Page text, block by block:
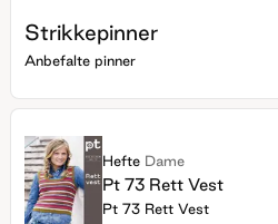
Strikkepinner
Anbefalte pinner
Hefte Dame
Pt 73 Rett Vest
Pt 73 Rett Vest